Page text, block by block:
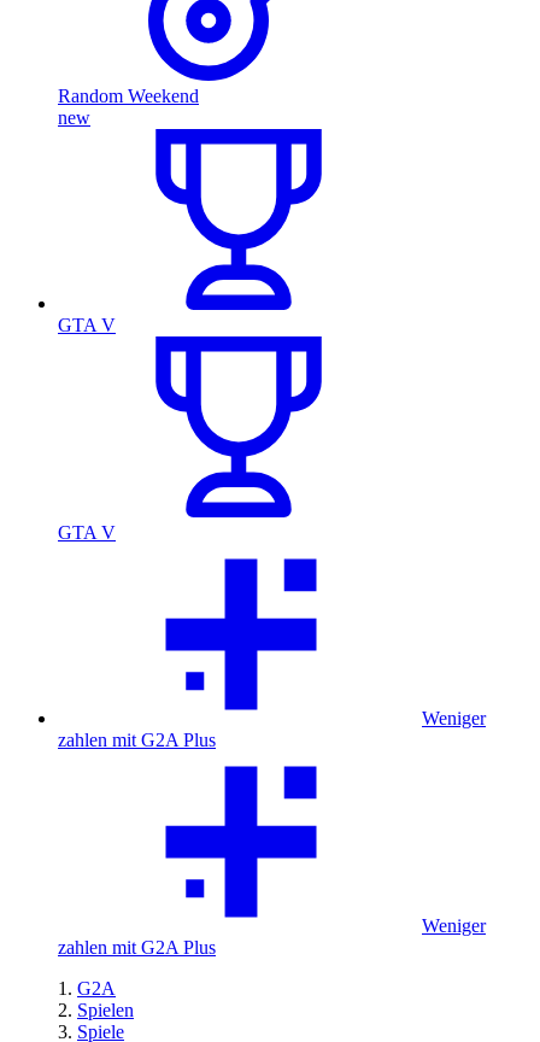
Random Weekend
new
GTA V
GTA V
Weniger
zahlen mit G2A Plus
Weniger
zahlen mit G2A Plus
G2A
Spielen
Spiele